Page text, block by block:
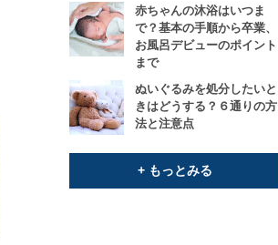
赤ちゃんの沐浴はいつま
で？基本の手順から卒業、
お風呂デビューのポイント
まで
ぬいぐるみを処分したいと
きはどうする？６通りの方
法と注意点
+ もっとみる